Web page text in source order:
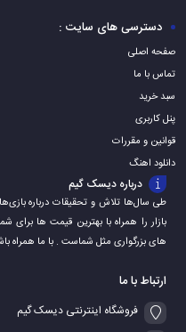
دسترسی های سایت :
صفحه اصلی
تماس با ما
سبد خرید
پنل کاربری
قوانین و مقررات
دانلود اهنگ
درباره دیسک گیم
طی سال‌ها تلاش و تحقیقات درباره
بازار را همراه با بهترین قیمت ها
های بزرگواری مثل شماست . با ما همراه
ارتباط با ما
فروشگاه اینترنتی دیسک گیم